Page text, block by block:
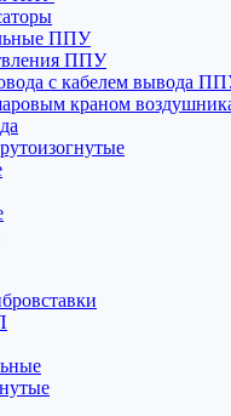
ППУ
ППУ
с кабелем вывода
краном